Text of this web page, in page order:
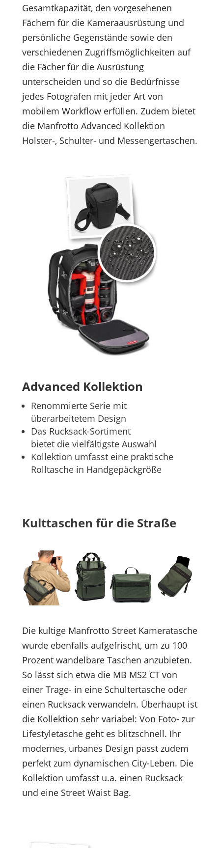
Gesamtkapazität, den vorgesehenen
Fächern für die Kameraausrüstung und
persönliche Gegenstände sowie den
verschiedenen Zugriffsmöglichkeiten auf
die Fächer für die Ausrüstung
unterscheiden und so die Bedürfnisse
jedes Fotografen mit jeder Art von
mobilem Workflow erfüllen. Zudem bietet
die Manfrotto Advanced Kollektion
Holster-, Schulter- und Messengertaschen.
Advanced Kollektion
Renommierte Serie mit
überarbeitetem Design
Das Rucksack-Sortiment
bietet die vielfältigste Auswahl
Kollektion umfasst eine praktische
Rolltasche in Handgepäckgröße
Kulttaschen für die Straße
Die kultige Manfrotto Street Kameratasche
wurde ebenfalls aufgefrischt, um zu 100
Prozent wandelbare Taschen anzubieten.
So lässt sich etwa die MB MS2 CT von
einer Trage- in eine Schultertasche oder
einen Rucksack verwandeln. Überhaupt ist
die Kollektion sehr variabel: Von Foto- zur
Lifestyletasche geht es blitzschnell. Ihr
modernes, urbanes Design passt zudem
perfekt zum dynamischen City-Leben. Die
Kollektion umfasst u.a. einen Rucksack
und eine Street Waist Bag.